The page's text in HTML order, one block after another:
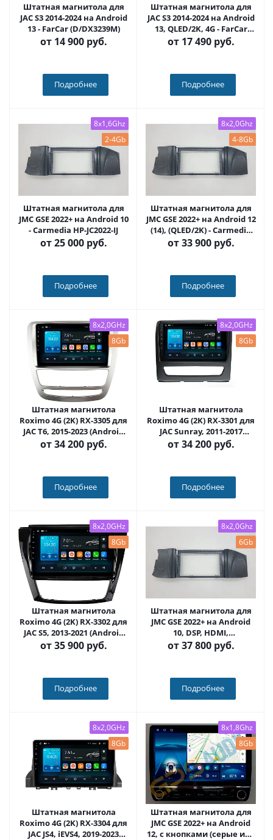
Штатная магнитола для
JAC S3 2014-2024 на Android
13 - FarCar (D/DX3239M)
от 14 900 руб.
Подробнее
Штатная магнитола для
JAC S3 2014-2024 на Android
13, QLED/2K, 4G - FarCar
S500 Plus (3239M)
от 17 490 руб.
Подробнее
8x1,6Ghz
2-4Gb
Штатная магнитола для
JMC GSE 2022+ на Android 10
- Carmedia HP-JC2022-IJ
от25 000 руб.
Подробнее
8x2,0Ghz
4-8Gb
Штатная магнитола для
JMC GSE 2022+ на Android 12
(14), (QLED/2K) - Carmedia
HP-JC2022-NPQU
от33 900 руб.
Подробнее
8x2,0GHz
8Gb
Штатная магнитола
Roximo 4G (2K) RX-3305 для
JAC T6, 2015-2023 (Android
13)
от34 200 руб.
Подробнее
8x2,0GHz
8Gb
Штатная магнитола
Roximo 4G (2K) RX-3301 для
JAC Sunray, 2011-2017
(Android 13)
от34 200 руб.
Подробнее
8x2,0GHz
8Gb
Штатная магнитола
Roximo 4G (2K) RX-3302 для
JAC S5, 2013-2021 (Android
13)
от35 900 руб.
Подробнее
8x2,0Ghz
6Gb
Штатная магнитола для
JMC GSE 2022+ на Android
10, DSP, HDMI,
Интерьерная подсветка -
Carmedia HP-JC2022-D
от37 800 руб.
Подробнее
8x2,0GHz
8Gb
Штатная магнитола
Roximo 4G (2K) RX-3304 для
JAC JS4, iEVS4, 2019-2023
8x1,8Ghz
8Gb
Штатная магнитола для
JMC GSE 2022+ на Android
12, с кнопками (серые или